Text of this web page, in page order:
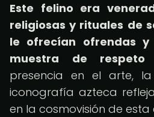
Este felino era
religiosas y rituales de
le ofrecían ofrendas y
muestra de respeto
presencia en el arte,
iconografía azteca
en la cosmovisión de esta